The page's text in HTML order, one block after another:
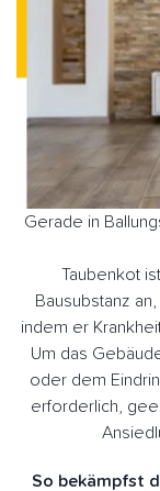
Gerade in
Taubenkot
Bausubstanz
indem er
Um das
oder dem
erforderlich,
So bekämpfst